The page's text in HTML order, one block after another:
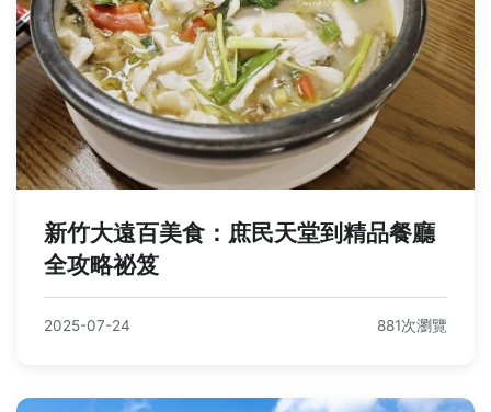
新竹大遠百美食：庶民天堂到精品餐廳
全攻略祕笈
2025-07-24 881次瀏覽